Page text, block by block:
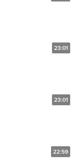
23:01
23:01
22:59